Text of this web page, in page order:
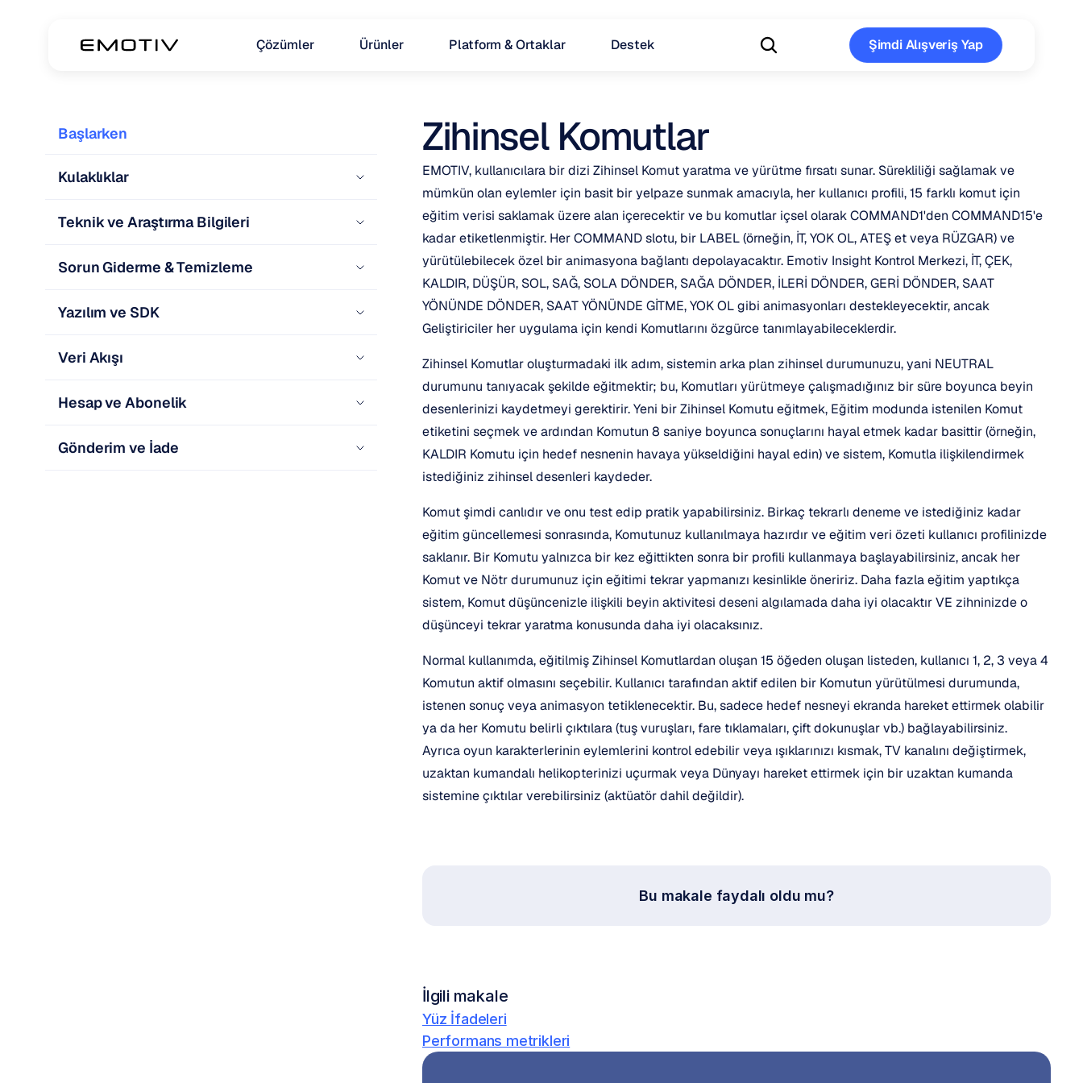
Çözümler Ürünler Platform & Ortaklar Destek
Şimdi Alışveriş Yap
Başlarken
Kulaklıklar
Teknik ve Araştırma Bilgileri
Sorun Giderme & Temizleme
Yazılım ve SDK
Veri Akışı
Hesap ve Abonelik
Gönderim ve İade
Zihinsel Komutlar
EMOTIV, kullanıcılara bir dizi Zihinsel Komut yaratma ve yürütme fırsatı sunar. Sürekliliği sağlamak ve
mümkün olan eylemler için basit bir yelpaze sunmak amacıyla, her kullanıcı profili, 15 farklı komut için
eğitim verisi saklamak üzere alan içerecektir ve bu komutlar içsel olarak COMMAND1'den COMMAND15'e
kadar etiketlenmiştir. Her COMMAND slotu, bir LABEL (örneğin, İT, YOK OL, ATEŞ et veya RÜZGAR) ve
yürütülebilecek özel bir animasyona bağlantı depolayacaktır. Emotiv Insight Kontrol Merkezi, İT, ÇEK,
KALDIR, DÜŞÜR, SOL, SAĞ, SOLA DÖNDER, SAĞA DÖNDER, İLERİ DÖNDER, GERİ DÖNDER, SAAT
YÖNÜNDE DÖNDER, SAAT YÖNÜNDE GİTME, YOK OL gibi animasyonları destekleyecektir, ancak
Geliştiriciler her uygulama için kendi Komutlarını özgürce tanımlayabileceklerdir.
Zihinsel Komutlar oluşturmadaki ilk adım, sistemin arka plan zihinsel durumunuzu, yani NEUTRAL
durumunu tanıyacak şekilde eğitmektir; bu, Komutları yürütmeye çalışmadığınız bir süre boyunca beyin
desenlerinizi kaydetmeyi gerektirir. Yeni bir Zihinsel Komutu eğitmek, Eğitim modunda istenilen Komut
etiketini seçmek ve ardından Komutun 8 saniye boyunca sonuçlarını hayal etmek kadar basittir (örneğin,
KALDIR Komutu için hedef nesnenin havaya yükseldiğini hayal edin) ve sistem, Komutla ilişkilendirmek
istediğiniz zihinsel desenleri kaydeder.
Komut şimdi canlıdır ve onu test edip pratik yapabilirsiniz. Birkaç tekrarlı deneme ve istediğiniz kadar
eğitim güncellemesi sonrasında, Komutunuz kullanılmaya hazırdır ve eğitim veri özeti kullanıcı profilinizde
saklanır. Bir Komutu yalnızca bir kez eğittikten sonra bir profili kullanmaya başlayabilirsiniz, ancak her
Komut ve Nötr durumunuz için eğitimi tekrar yapmanızı kesinlikle öneririz. Daha fazla eğitim yaptıkça
sistem, Komut düşüncenizle ilişkili beyin aktivitesi deseni algılamada daha iyi olacaktır VE zihninizde o
düşünceyi tekrar yaratma konusunda daha iyi olacaksınız.
Normal kullanımda, eğitilmiş Zihinsel Komutlardan oluşan 15 öğeden oluşan listeden, kullanıcı 1, 2, 3 veya 4
Komutun aktif olmasını seçebilir. Kullanıcı tarafından aktif edilen bir Komutun yürütülmesi durumunda,
istenen sonuç veya animasyon tetiklenecektir. Bu, sadece hedef nesneyi ekranda hareket ettirmek olabilir
ya da her Komutu belirli çıktılara (tuş vuruşları, fare tıklamaları, çift dokunuşlar vb.) bağlayabilirsiniz.
Ayrıca oyun karakterlerinin eylemlerini kontrol edebilir veya ışıklarınızı kısmak, TV kanalını değiştirmek,
uzaktan kumandalı helikopterinizi uçurmak veya Dünyayı hareket ettirmek için bir uzaktan kumanda
sistemine çıktılar verebilirsiniz (aktüatör dahil değildir).
Bu makale faydalı oldu mu?
İlgili makale
Yüz İfadeleri
Performans metrikleri